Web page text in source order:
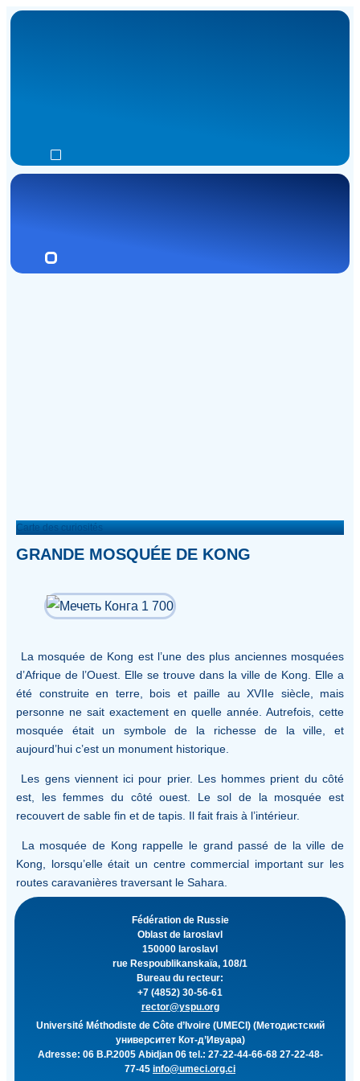
Carte des curiosités
GRANDE MOSQUÉE DE KONG
La mosquée de Kong est l’une des plus anciennes mosquées
d’Afrique de l’Ouest. Elle se trouve dans la ville de Kong. Elle a
été construite en terre, bois et paille au XVIIe siècle, mais
personne ne sait exactement en quelle année. Autrefois, cette
mosquée était un symbole de la richesse de la ville, et
aujourd’hui c’est un monument historique.
Les gens viennent ici pour prier. Les hommes prient du côté
est, les femmes du côté ouest. Le sol de la mosquée est
recouvert de sable fin et de tapis. Il fait frais à l’intérieur.
La mosquée de Kong rappelle le grand passé de la ville de
Kong, lorsqu’elle était un centre commercial important sur les
routes caravanières traversant le Sahara.
Fédération de Russie
Oblast de Iaroslavl
150000 Iaroslavl
rue Respoublikanskaïa, 108/1
Bureau du recteur:
+7 (4852) 30-56-61
rector@yspu.org
Université Méthodiste de Côte d’Ivoire (UMECI) (Методистский
университет Кот-д’Ивуара)
Adresse: 06 B.P.2005 Abidjan 06 tel.: 27-22-44-66-68 27-22-48-
77-45 info@umeci.org.ci